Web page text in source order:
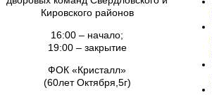
Кировского районов
16:00 – начало;
19:00 – закрытие
ФОК «Кристалл»
(60лет Октября,5г)